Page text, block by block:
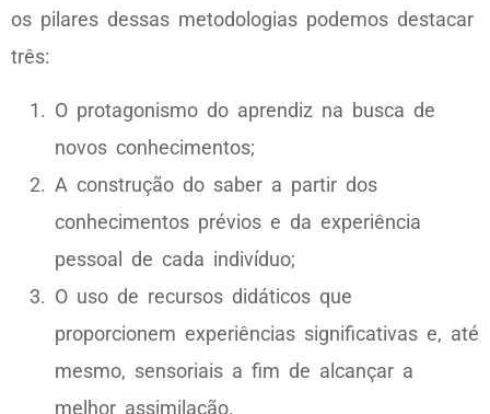
os pilares dessas metodologias podemos destacar
três:
O protagonismo do aprendiz na busca de
novos conhecimentos;
A construção do saber a partir dos
conhecimentos prévios e da experiência
pessoal de cada indivíduo;
O uso de recursos didáticos que
proporcionem experiências significativas e, até
mesmo, sensoriais a fim de alcançar a
melhor assimilação.